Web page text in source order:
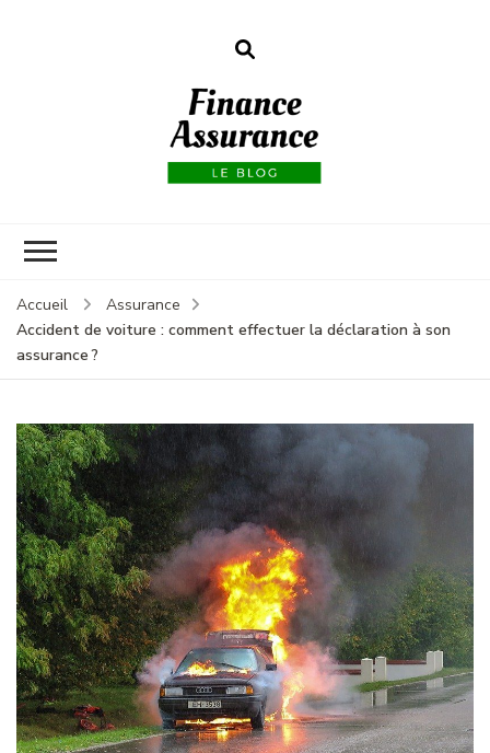
Accueil
Assurance
Accident de voiture : comment effectuer la déclaration à son
assurance ?